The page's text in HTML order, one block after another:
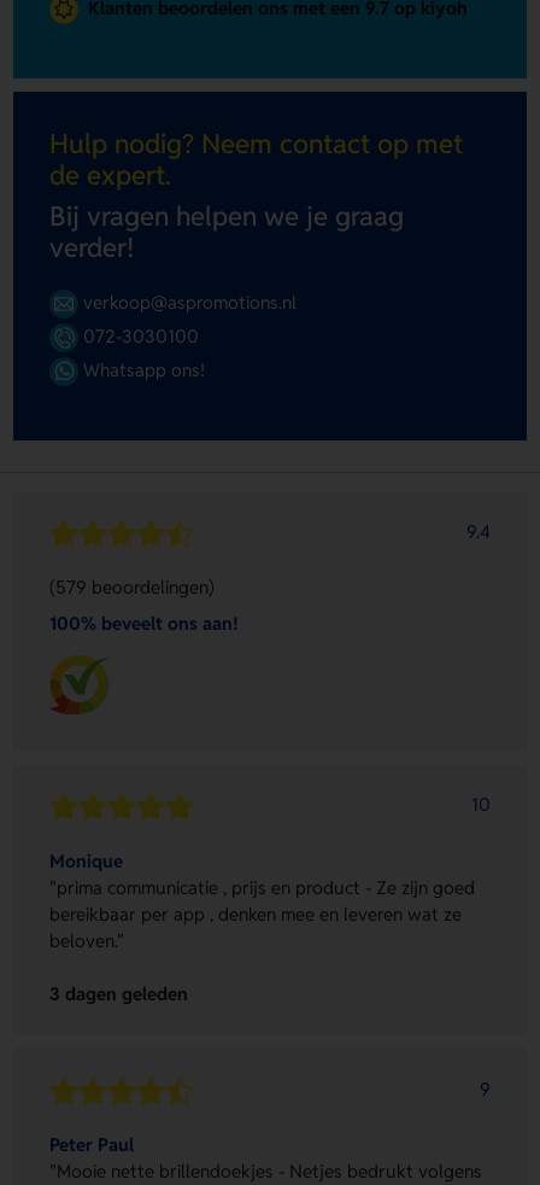
Klanten beoordelen ons met een 9.7 op kiyoh
Hulp nodig? Neem contact op met
de expert.
Bij vragen helpen we je graag
verder!
verkoop@aspromotions.nl
072-3030100
Whatsapp ons!
9.4
(579 beoordelingen)
100% beveelt ons aan!
10
Monique
"prima communicatie , prijs en product - Ze zijn goed
bereikbaar per app , denken mee en leveren wat ze
beloven."
3 dagen geleden
9
Peter Paul
"Mooie nette brillendoekjes - Netjes bedrukt volgens